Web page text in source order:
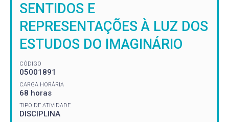
SENTIDOS E
REPRESENTAÇÕES À LUZ DOS
ESTUDOS DO IMAGINÁRIO
CÓDIGO
05001891
CARGA HORÁRIA
68 horas
TIPO DE ATIVIDADE
DISCIPLINA